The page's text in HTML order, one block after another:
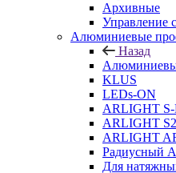
Архивные
Управление
Алюминиевые
Назад
KLUS
LEDs-ON
ARLIGHT
ARLIGHT
ARLIGHT
Радиусный
Для